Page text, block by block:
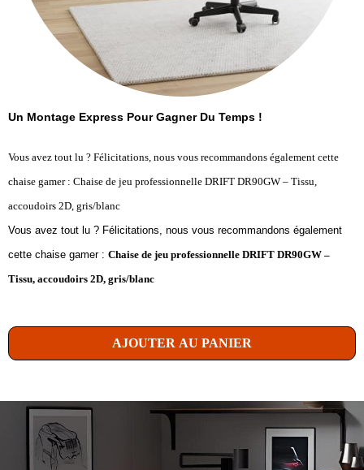
Un Montage Express Pour Gagner Du Temps !
Vous avez tout lu ? Félicitations, nous vous recommandons également cette
chaise gamer : Chaise de jeu professionnelle DRIFT DR90GW – Tissu,
accoudoirs 2D, gris/blanc
Vous avez tout lu ? Félicitations, nous vous recommandons également
cette chaise gamer : Chaise de jeu professionnelle DRIFT DR90GW –
Tissu, accoudoirs 2D, gris/blanc
AJOUTER AU PANIER